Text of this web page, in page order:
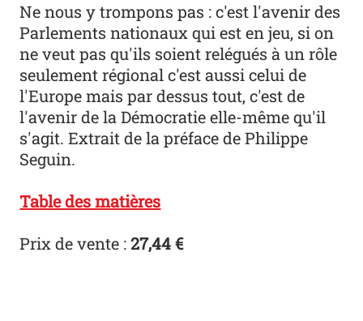
Ne nous y trompons pas : c'est l'avenir des
Parlements nationaux qui est en jeu, si on
ne veut pas qu'ils soient relégués à un rôle
seulement régional c'est aussi celui de
l'Europe mais par dessus tout, c'est de
l'avenir de la Démocratie elle-même qu'il
s'agit. Extrait de la préface de Philippe
Seguin.
Table des matières
Prix de vente :27,44 €